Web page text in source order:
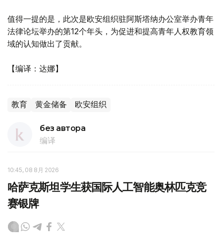
值得一提的是，此次是欧安组织驻阿斯塔纳办公室举办青年
法律论坛举办的第12个年头，为促进和提高青年人权教育领
域的认知做出了贡献。
【编译：达娜】
教育 黄金储备 欧安组织
без автора
编译
10:45, 08 8月 2026
哈萨克斯坦学生获国际人工智能奥林匹克竞
赛银牌